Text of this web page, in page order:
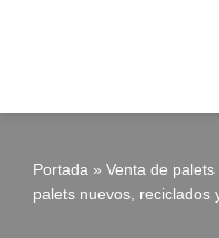
contingut
Portada » Venta de
palets nuevos, reciclados